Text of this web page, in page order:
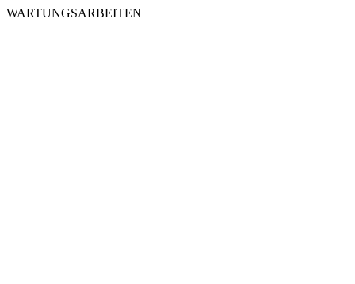
WARTUNGSARBEITEN